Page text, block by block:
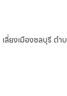
ลี่ยงเมืองชลบุรี ต